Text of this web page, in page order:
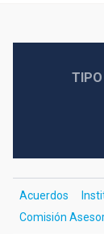
TIPO
Acuerdos
Comisión